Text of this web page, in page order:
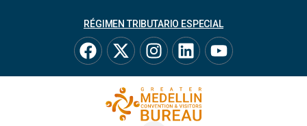
RÉGIMEN TRIBUTARIO ESPECIAL